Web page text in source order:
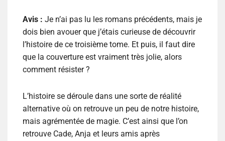
Avis : Je n’ai pas lu les romans précédents, mais je
dois bien avouer que j’étais curieuse de découvrir
l’histoire de ce troisième tome. Et puis, il faut dire
que la couverture est vraiment très jolie, alors
comment résister ?
L’histoire se déroule dans une sorte de réalité
alternative où on retrouve un peu de notre histoire,
mais agrémentée de magie. C’est ainsi que l’on
retrouve Cade, Anja et leurs amis après